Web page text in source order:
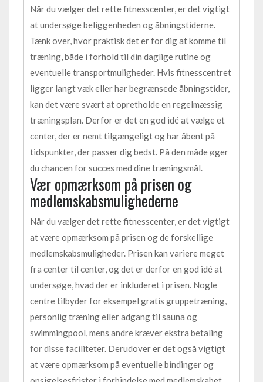
Når du vælger det rette fitnesscenter, er det vigtigt
at undersøge beliggenheden og åbningstiderne.
Tænk over, hvor praktisk det er for dig at komme til
træning, både i forhold til din daglige rutine og
eventuelle transportmuligheder. Hvis fitnesscentret
ligger langt væk eller har begrænsede åbningstider,
kan det være svært at opretholde en regelmæssig
træningsplan. Derfor er det en god idé at vælge et
center, der er nemt tilgængeligt og har åbent på
tidspunkter, der passer dig bedst. På den måde øger
du chancen for succes med dine træningsmål.
Vær opmærksom på prisen og
medlemskabsmulighederne
Når du vælger det rette fitnesscenter, er det vigtigt
at være opmærksom på prisen og de forskellige
medlemskabsmuligheder. Prisen kan variere meget
fra center til center, og det er derfor en god idé at
undersøge, hvad der er inkluderet i prisen. Nogle
centre tilbyder for eksempel gratis gruppetræning,
personlig træning eller adgang til sauna og
swimmingpool, mens andre kræver ekstra betaling
for disse faciliteter. Derudover er det også vigtigt
at være opmærksom på eventuelle bindinger og